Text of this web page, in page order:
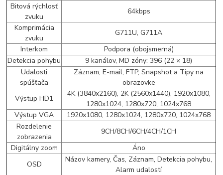
Bitová rýchlosť
zvuku
64kbps
Komprimácia
zvuku
G711U, G711A
Interkom
Podpora (obojsmerná)
Detekcia pohybu
9 kanálov, MD zóny: 396 (22 × 18)
Udalosti
spúšťača
Záznam, E-mail, FTP, Snapshot a Tipy na
obrazovke
Výstup HD1
4K (3840x2160), 2K (2560x1440), 1920x1080,
1280x1024, 1280x720, 1024x768
Výstup VGA
1920x1080, 1280x1024, 1280x720, 1024x768
Rozdelenie
zobrazenia
9CH/8CH/6CH/4CH/1CH
Digitálny zoom
Áno
OSD
Názov kamery, Čas, Záznam, Detekcia pohybu,
Alarm udalostí